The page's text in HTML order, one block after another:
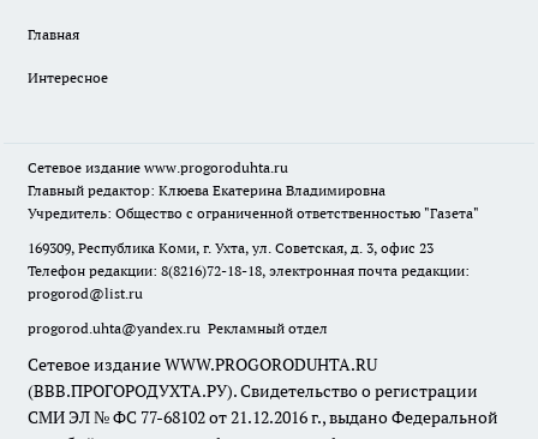
Главная
Интересное
Сетевое издание www.progoroduhta.ru
Главный редактор: Клюева Екатерина Владимировна
Учредитель: Общество с ограниченной ответственностью "Газета"
169309, Республика Коми, г. Ухта, ул. Советская, д. 3, офис 23
Телефон редакции: 8(8216)72-18-18, электронная почта редакции:
progorod@list.ru
progorod.uhta@yandex.ru Рекламный отдел
Сетевое издание WWW.PROGORODUHTA.RU
(ВВВ.ПРОГОРОДУХТА.РУ). Свидетельство о регистрации
СМИ ЭЛ № ФС 77-68102 от 21.12.2016 г., выдано Федеральной